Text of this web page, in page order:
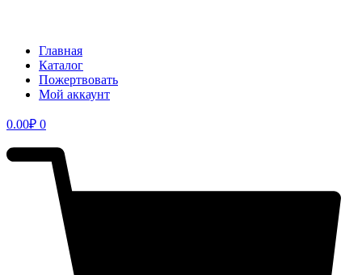
Главная
Каталог
Пожертвовать
Мой аккаунт
0.00₽ 0